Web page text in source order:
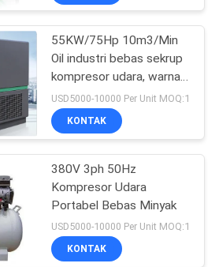
Udara
16
55KW/75Hp 10m3/Min
Oil industri bebas sekrup
kompresor udara, warna
disesuaikan
USD5000-10000 Per Unit MOQ:1
KONTAK
380V 3ph 50Hz
Kompresor Udara
Portabel Bebas Minyak
USD5000-10000 Per Unit MOQ:1
KONTAK